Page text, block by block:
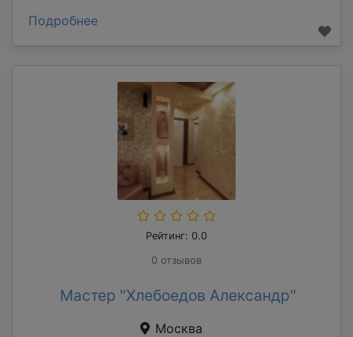
Подробнее
Рейтинг: 0.0
0 отзывов
Мастер "Хлебоедов Александр"
Москва